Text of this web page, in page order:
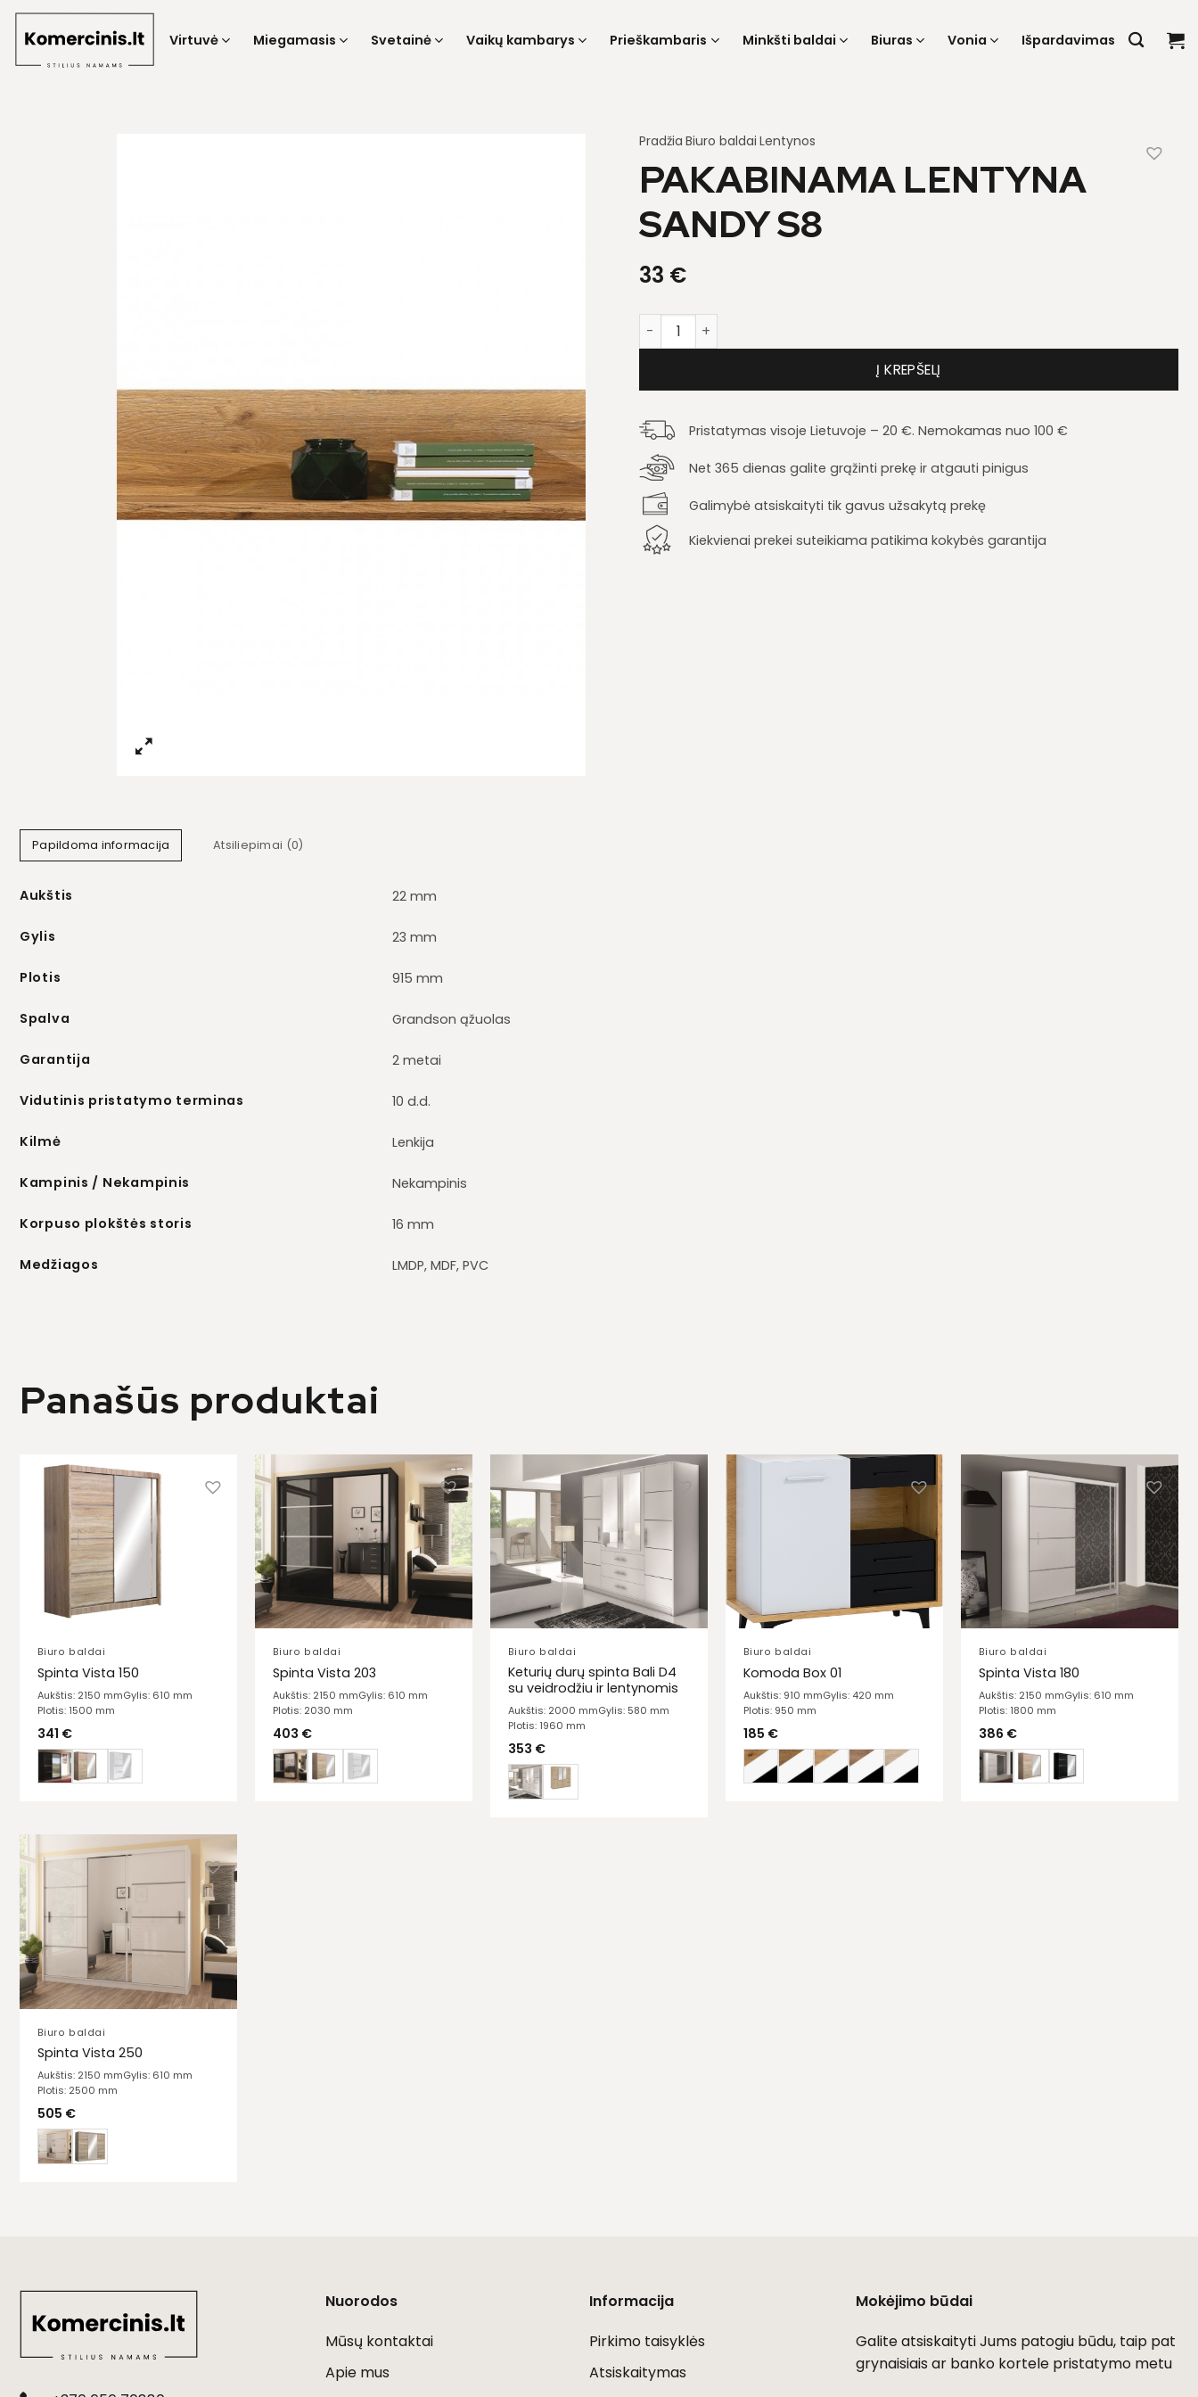
Skip
Virtuvė Miegamasis Svetainė Vaikų kambarys Prieškambaris Minkšti baldai Biuras Vonia Išpardavimas
Papildoma informacija Atsiliepimai (0)
Aukštis 22 mm
Gylis 23 mm
Plotis 915 mm
Spalva Grandson ąžuolas
Garantija 2 metai
Vidutinis pristatymo terminas 10 d.d.
Kilmė Lenkija
Kampinis / Nekampinis Nekampinis
Korpuso plokštės storis 16 mm
Medžiagos LMDP, MDF, PVC
Pradžia Biuro baldai Lentynos
PAKABINAMA LENTYNA
SANDY S8
33 €
produkto kiekis: Pakabinama lentyna Sandy S8
Į KREPŠELĮ
Pristatymas visoje Lietuvoje – 20 €. Nemokamas nuo 100 €
Net 365 dienas galite grąžinti prekę ir atgauti pinigus
Galimybė atsiskaityti tik gavus užsakytą prekę
Kiekvienai prekei suteikiama patikima kokybės garantija
Panašūs produktai
Biuro baldai
Spinta Vista 150
Aukštis: 2150 mmGylis: 610 mm
Plotis: 1500 mm
341 €
Biuro baldai
Spinta Vista 203
Aukštis: 2150 mmGylis: 610 mm
Plotis: 2030 mm
403 €
Biuro baldai
Keturių durų spinta Bali D4
su veidrodžiu ir lentynomis
Aukštis: 2000 mmGylis: 580 mm
Plotis: 1960 mm
353 €
Biuro baldai
Komoda Box 01
Aukštis: 910 mmGylis: 420 mm
Plotis: 950 mm
185 €
Biuro baldai
Spinta Vista 180
Aukštis: 2150 mmGylis: 610 mm
Plotis: 1800 mm
386 €
Biuro baldai
Spinta Vista 250
Aukštis: 2150 mmGylis: 610 mm
Plotis: 2500 mm
505 €
Nuorodos
Mūsų kontaktai
Apie mus
Informacija
Pirkimo taisyklės
Atsiskaitymas
Mokėjimo būdai
Galite atsiskaityti Jums patogiu būdu, taip pat
grynaisiais ar banko kortele pristatymo metu